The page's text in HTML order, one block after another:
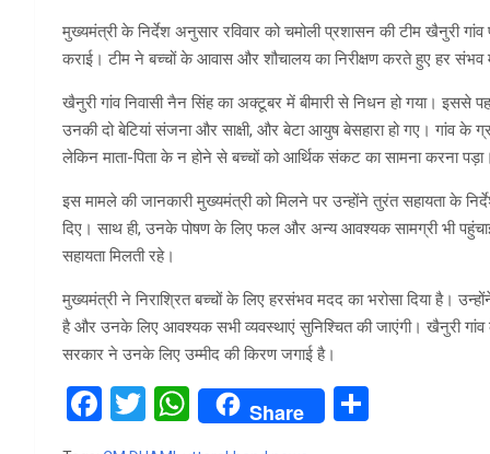
मुख्यमंत्री के निर्देश अनुसार रविवार को चमोली प्रशासन की टीम खैनुरी
कराई। टीम ने बच्चों के आवास और शौचालय का निरीक्षण करते हुए हर संभव
खैनुरी गांव निवासी नैन सिंह का अक्टूबर में बीमारी से निधन हो गया। इससे
उनकी दो बेटियां संजना और साक्षी, और बेटा आयुष बेसहारा हो गए। गांव के
लेकिन माता-पिता के न होने से बच्चों को आर्थिक संकट का सामना करना पड़ा।
इस मामले की जानकारी मुख्यमंत्री को मिलने पर उन्होंने तुरंत सहायता के
दिए। साथ ही, उनके पोषण के लिए फल और अन्य आवश्यक सामग्री भी
सहायता मिलती रहे।
मुख्यमंत्री ने निराश्रित बच्चों के लिए हरसंभव मदद का भरोसा दिया है।
है और उनके लिए आवश्यक सभी व्यवस्थाएं सुनिश्चित की जाएंगी। खैनुरी
सरकार ने उनके लिए उम्मीद की किरण जगाई है।
F
T
W
Share